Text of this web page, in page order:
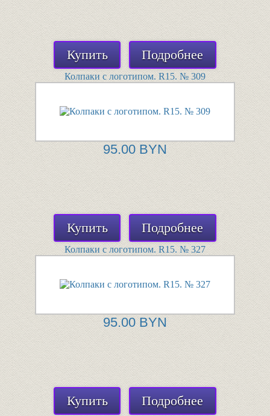
Купить Подробнее
Колпаки с логотипом. R15. № 309
95.00 BYN
Купить Подробнее
Колпаки с логотипом. R15. № 327
95.00 BYN
Купить Подробнее